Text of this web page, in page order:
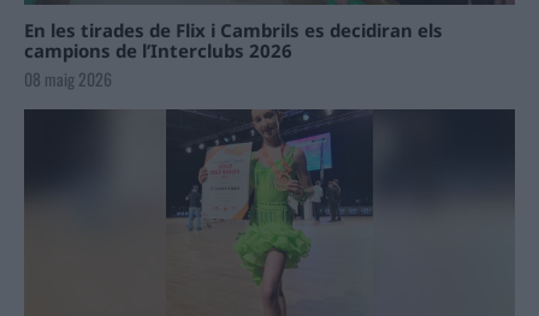
En les tirades de Flix i Cambrils es decidiran els
campions de l’Interclubs 2026
08 maig 2026